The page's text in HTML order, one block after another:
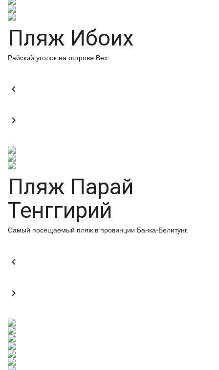
Пляж Ибоих
Райский уголок на острове Вех.


Пляж Парай
Тенггирий
Самый посещаемый пляж в провинции Банка-Белитунг.

